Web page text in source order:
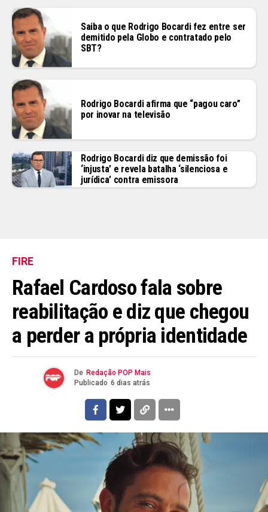
Saiba o que Rodrigo Bocardi fez entre ser
demitido pela Globo e contratado pelo
SBT?
Rodrigo Bocardi afirma que “pagou caro”
por inovar na televisão
Rodrigo Bocardi diz que demissão foi
‘injusta’ e revela batalha ‘silenciosa e
jurídica’ contra emissora
FIRE
Rafael Cardoso fala sobre
reabilitação e diz que chegou
a perder a própria identidade
De Redação POP Mais
Publicado 6 dias atrás